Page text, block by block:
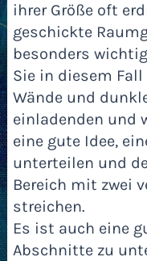
ihrer Größe oft
geschickte
besonders
Sie in diesem
Wände und
einladenden und
eine gute Idee,
unterteilen und
Bereich mit zwei
streichen.
Es ist auch eine
Abschnitte zu